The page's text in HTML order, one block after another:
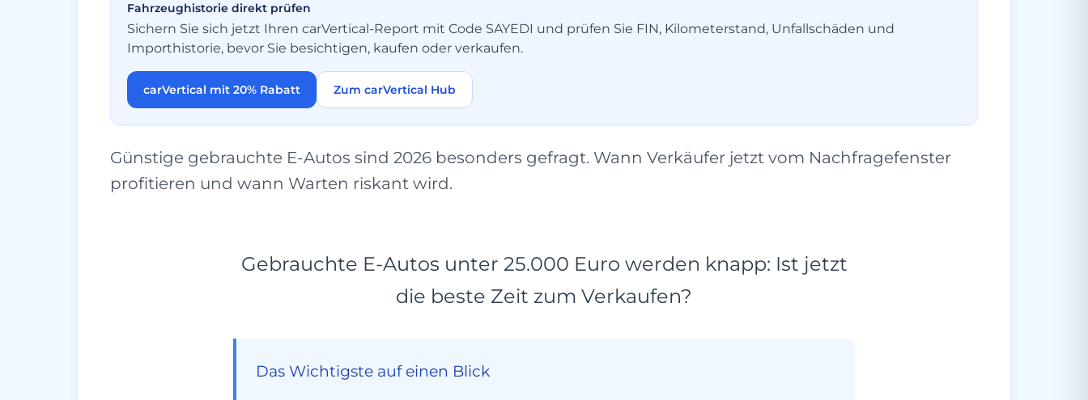
Fahrzeughistorie direkt prüfen
Sichern Sie sich jetzt Ihren carVertical-Report mit Code SAYEDI und prüfen Sie FIN, Kilometerstand, Unfallschäden und
Importhistorie, bevor Sie besichtigen, kaufen oder verkaufen.
carVertical mit 20% Rabatt Zum carVertical Hub
Günstige gebrauchte E-Autos sind 2026 besonders gefragt. Wann Verkäufer jetzt vom Nachfragefenster
profitieren und wann Warten riskant wird.
Gebrauchte E-Autos unter 25.000 Euro werden knapp: Ist jetzt
die beste Zeit zum Verkaufen?
Das Wichtigste auf einen Blick